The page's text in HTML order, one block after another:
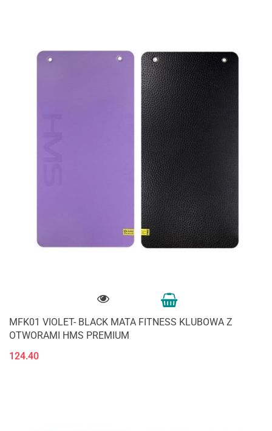
MFK01 VIOLET- BLACK MATA FITNESS KLUBOWA Z
OTWORAMI HMS PREMIUM
124.40